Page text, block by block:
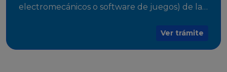
electromecánicos o software de juegos) de las
Ver trámite